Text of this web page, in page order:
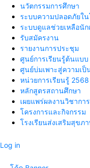
นวัตกรรมการศึกษา
ระบบความปลอดภัยใน
ระบบดูแลช่วยเหลือนัก
รับสมัครงาน
รายงานการประชุม
ศูนย์การเรียนรู้ต้นแบบ
ศูนย์บ่มเพาะสู่ความเ
หน่วยการเรียนรู้ 2568
หลักสูตรสถานศึกษา
เผยแพร่ผลงานวิชาการ
โครงการและกิจกรรม
โรงเรียนส่งเสริมสุขภ
Log in